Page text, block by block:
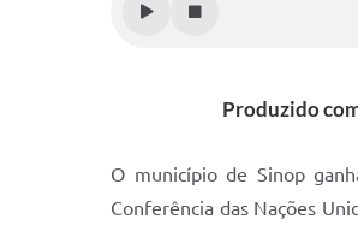
Produzido
O município de Sinop
Conferência das Nações